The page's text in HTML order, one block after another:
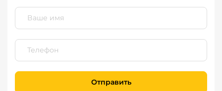
Отправить